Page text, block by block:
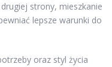
strony, mieszkanie
lepsze warunki do
oraz styl życia